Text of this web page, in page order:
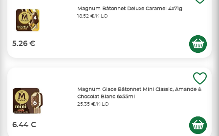
Magnum Bâtonnet Deluxe Caramel 4x71g
18,52 €/KILO
5.26 €
Magnum Glace Bâtonnet Mini Classic, Amande &
Chocolat Blanc 6x55ml
25,35 €/KILO
6.44 €